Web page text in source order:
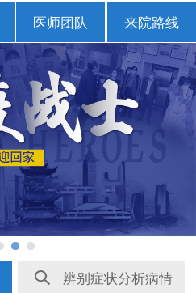
医师团队 来院路线
辨别症状分析病情